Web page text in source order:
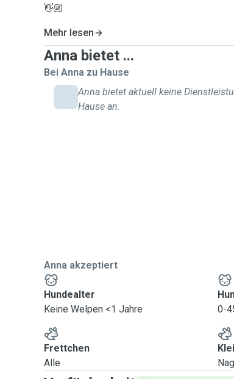
👋🏼
Mehr lesen
Anna bietet ...
Bei Anna zu Hause
Anna bietet aktuell keine
Hause an.
Anna akzeptiert
Hundealter
Keine Welpen <1 Jahre
0-
Frettchen
Alle